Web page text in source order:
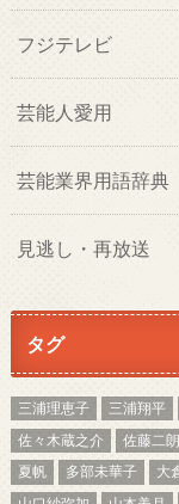
フジテレビ
芸能人愛用
芸能業界用語辞典
見逃し・再放送
タグ
三浦理恵子 三浦翔平
佐々木蔵之介
佐藤二朗
夏帆
多部未華子 大